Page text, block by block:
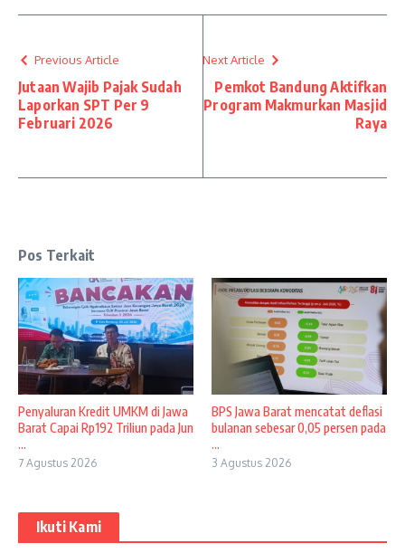
Previous Article
Jutaan Wajib Pajak Sudah
Laporkan SPT Per 9
Februari 2026
Next Article
Pemkot Bandung Aktifkan
Program Makmurkan Masjid
Raya
Pos Terkait
Penyaluran Kredit UMKM di Jawa
Barat Capai Rp192 Triliun pada Jun
...
7 Agustus 2026
BPS Jawa Barat mencatat deflasi
bulanan sebesar 0,05 persen pada
...
3 Agustus 2026
Ikuti Kami